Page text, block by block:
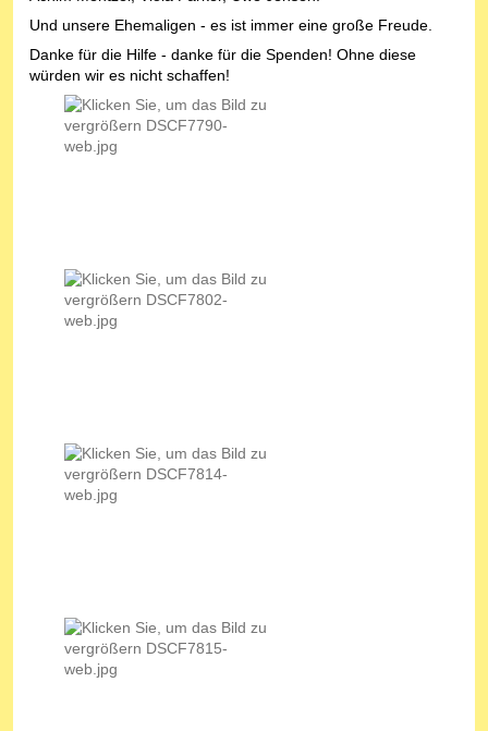
Und unsere Ehemaligen - es ist immer eine große Freude.
Danke für die Hilfe - danke für die Spenden! Ohne diese
würden wir es nicht schaffen!